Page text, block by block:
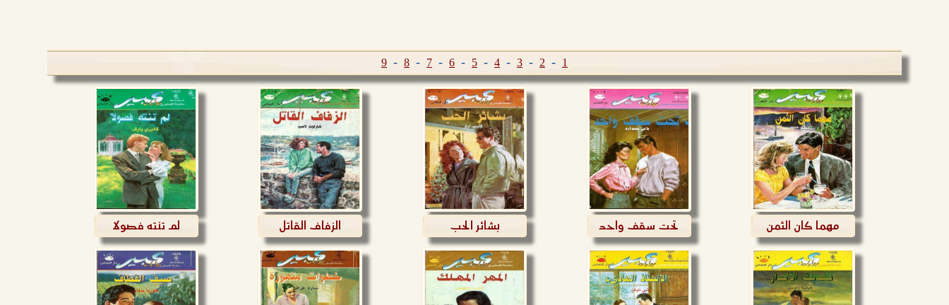
1
-
2
-
3
-
4
-
5
-
6
-
7
-
8
-
9
مهما كان الثمن تحت سقف واحد بشائر الحب الزفاف القاتل لم تنته فصولا